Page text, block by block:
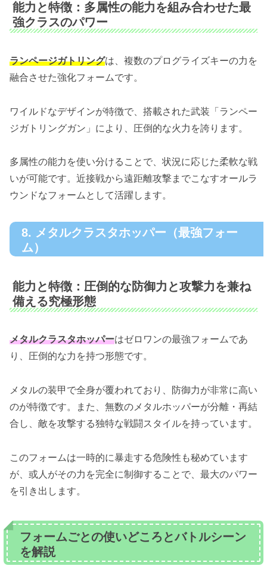
能力と特徴：多属性の能力を組み合わせた最
強クラスのパワー
ランページガトリングは、複数のプログライズキーの力を
融合させた強化フォームです。
ワイルドなデザインが特徴で、搭載された武装「ランペー
ジガトリングガン」により、圧倒的な火力を誇ります。
多属性の能力を使い分けることで、状況に応じた柔軟な戦
いが可能です。近接戦から遠距離攻撃までこなすオールラ
ウンドなフォームとして活躍します。
8. メタルクラスタホッパー（最強フォー
ム）
能力と特徴：圧倒的な防御力と攻撃力を兼ね
備える究極形態
メタルクラスタホッパーはゼロワンの最強フォームであ
り、圧倒的な力を持つ形態です。
メタルの装甲で全身が覆われており、防御力が非常に高い
のが特徴です。また、無数のメタルホッパーが分離・再結
合し、敵を攻撃する独特な戦闘スタイルを持っています。
このフォームは一時的に暴走する危険性も秘めています
が、或人がその力を完全に制御することで、最大のパワー
を引き出します。
フォームごとの使いどころとバトルシーン
を解説